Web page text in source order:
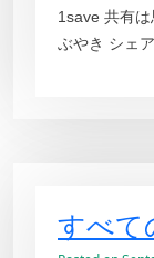
1save 共有
ぶやき シェ
すべて